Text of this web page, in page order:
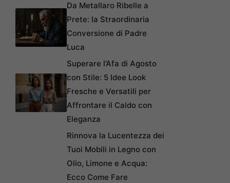
Da Metallaro Ribelle a
Prete: la Straordinaria
Conversione di Padre
Luca
Superare l’Afa di Agosto
con Stile: 5 Idee Look
Fresche e Versatili per
Affrontare il Caldo con
Eleganza
Rinnova la Lucentezza dei
Tuoi Mobili in Legno con
Olio, Limone e Acqua:
Ecco Come Fare